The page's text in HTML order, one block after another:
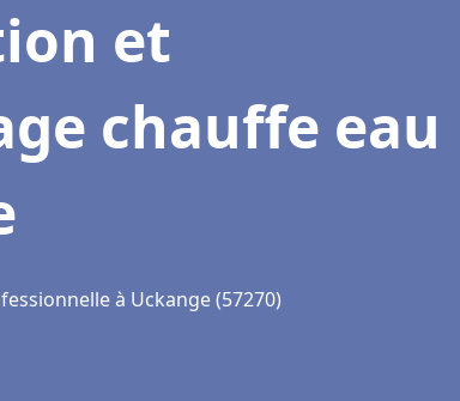
et
chauffe eau
à Uckange (57270)